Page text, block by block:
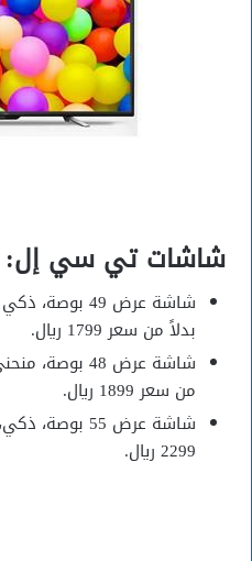
شاشات تي سي إل:
بدلاً من سعر 1799 ريال.
من سعر 1899 ريال.
2299 ريال.